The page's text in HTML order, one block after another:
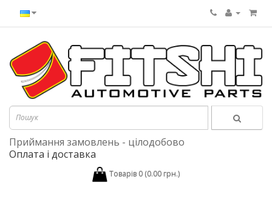
Приймання замовлень - цілодобово
Оплата і доставка
Товарів 0 (0.00 грн.)